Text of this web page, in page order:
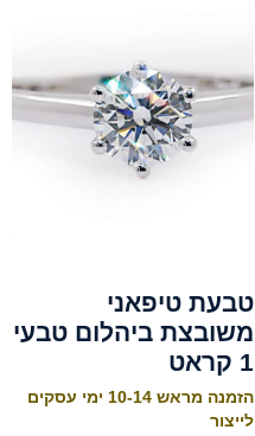
טבעת טיפאני
משובצת ביהלום טבעי
1 קראט
הזמנה מראש 10-14 ימי עסקים
לייצור